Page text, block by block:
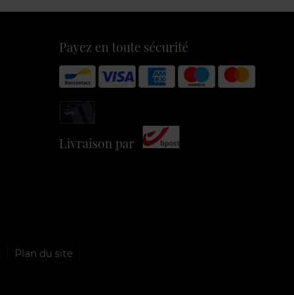
Payez en toute sécurité
Livraison par
Plan du site